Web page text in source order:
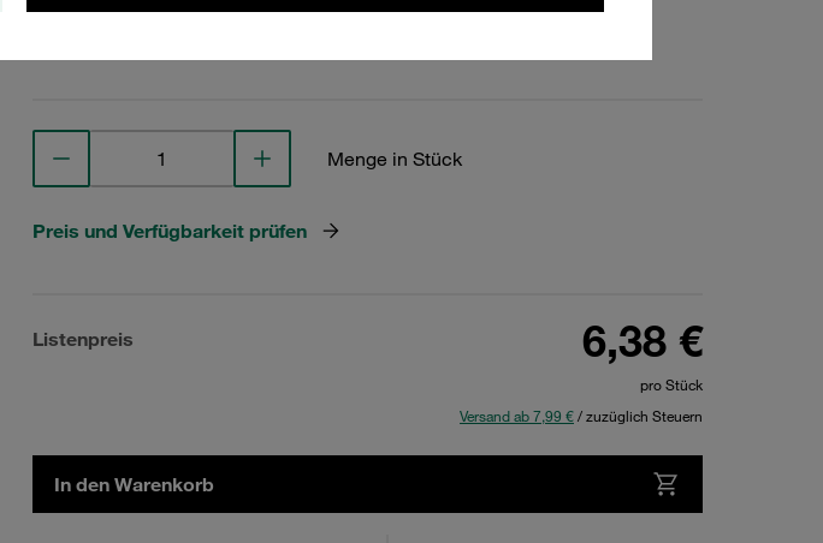
Menge in Stück
Preis und Verfügbarkeit prüfen
Listenpreis 6,38 €
pro Stück
Versand ab 7,99 €/ zuzüglich Steuern
In den Warenkorb